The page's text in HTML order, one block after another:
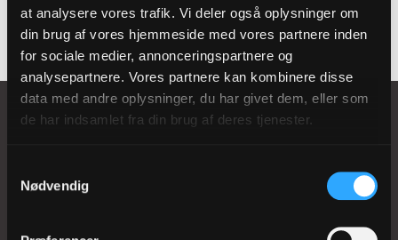
at analysere vores trafik. Vi deler også oplysninger om
din brug af vores hjemmeside med vores partnere inden
for sociale medier, annonceringspartnere og
analysepartnere. Vores partnere kan kombinere disse
data med andre oplysninger, du har givet dem, eller som
de har indsamlet fra din brug af deres tjenester.
Nødvendig
Domkirkestræde 1
Telefon: 8662 0911